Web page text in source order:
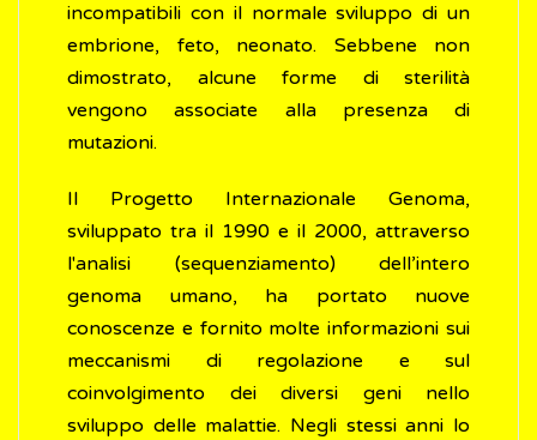
incompatibili con il normale sviluppo di un
embrione, feto, neonato. Sebbene non
dimostrato, alcune forme di sterilità
vengono associate alla presenza di
mutazioni.
Il Progetto Internazionale Genoma,
sviluppato tra il 1990 e il 2000, attraverso
l'analisi (sequenziamento) dell’intero
genoma umano, ha portato nuove
conoscenze e fornito molte informazioni sui
meccanismi di regolazione e sul
coinvolgimento dei diversi geni nello
sviluppo delle malattie. Negli stessi anni lo